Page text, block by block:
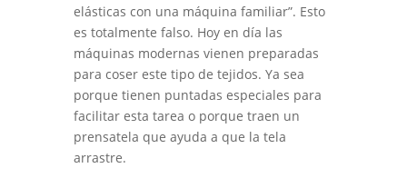
elásticas con una máquina familiar”. Esto
es totalmente falso. Hoy en día las
máquinas modernas vienen preparadas
para coser este tipo de tejidos. Ya sea
porque tienen puntadas especiales para
facilitar esta tarea o porque traen un
prensatela que ayuda a que la tela
arrastre.